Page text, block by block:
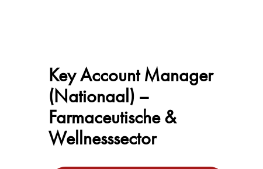
Key Account Manager
(Nationaal) –
Farmaceutische &
Wellnesssector